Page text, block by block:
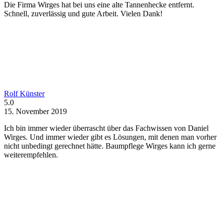
Die Firma Wirges hat bei uns eine alte Tannenhecke entfernt.
Schnell, zuverlässig und gute Arbeit. Vielen Dank!
Rolf Künster
5.0
15. November 2019
Ich bin immer wieder überrascht über das Fachwissen von Daniel
Wirges. Und immer wieder gibt es Lösungen, mit denen man vorher
nicht unbedingt gerechnet hätte. Baumpflege Wirges kann ich gerne
weiterempfehlen.